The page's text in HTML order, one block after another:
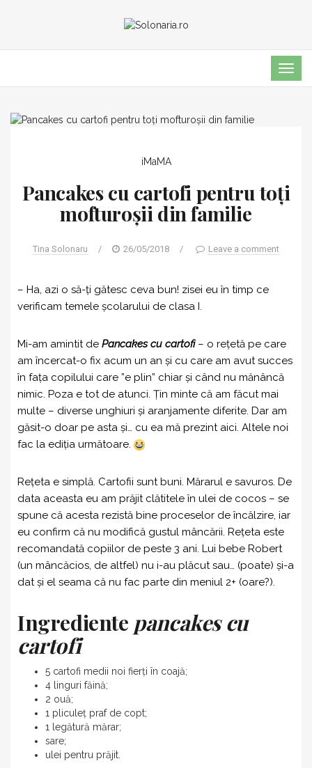
iMaMA
Pancakes cu cartofi pentru toți
mofturoșii din familie
Tina Solonaru / 26/05/2018 / Leave a comment
– Ha, azi o să-ți gătesc ceva bun! zisei eu în timp ce
verificam temele școlarului de clasa I.
Mi-am amintit de Pancakes cu cartofi– o rețetă pe care
am încercat-o fix acum un an și cu care am avut succes
în fața copilului care ”e plin” chiar și când nu mănâncă
nimic. Poza e tot de atunci. Țin minte că am făcut mai
multe – diverse unghiuri și aranjamente diferite. Dar am
găsit-o doar pe asta și… cu ea mă prezint aici. Altele noi
fac la ediția următoare.
Rețeta e simplă. Cartofii sunt buni. Mărarul e savuros. De
data aceasta eu am prăjit clătitele în ulei de cocos – se
spune că acesta rezistă bine proceselor de încălzire, iar
eu confirm că nu modifică gustul mâncării. Rețeta este
recomandată copiilor de peste 3 ani. Lui bebe Robert
(un mâncăcios, de altfel) nu i-au plăcut sau… (poate) și-a
dat și el seama că nu fac parte din meniul 2+ (oare?).
Ingrediente pancakes cu
cartofi
5 cartofi medii noi fierți în coajă;
4 linguri făină;
2 ouă;
1 pliculeț praf de copt;
1 legătură mărar;
sare;
ulei pentru prăjit.